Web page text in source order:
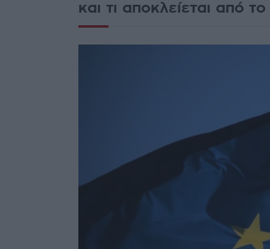
και τι αποκλείεται από